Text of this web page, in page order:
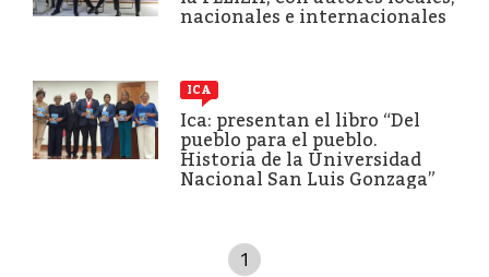
nacionales e internacionales
ICA
Ica: presentan el libro “Del
pueblo para el pueblo.
Historia de la Universidad
Nacional San Luis Gonzaga”
1